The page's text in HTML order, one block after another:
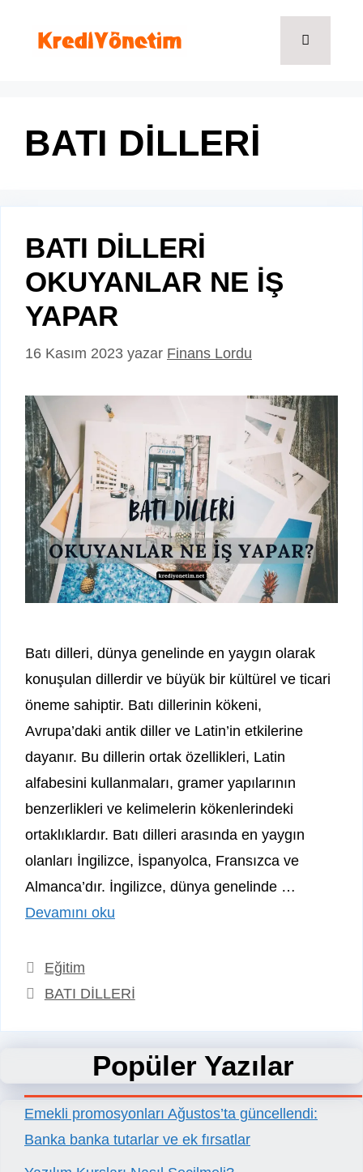
BATI DİLLERİ
BATI DİLLERİ
OKUYANLAR NE İŞ
YAPAR
16 Kasım 2023 yazar Finans Lordu
Batı dilleri, dünya genelinde en yaygın olarak
konuşulan dillerdir ve büyük bir kültürel ve ticari
öneme sahiptir. Batı dillerinin kökeni,
Avrupa’daki antik diller ve Latin’in etkilerine
dayanır. Bu dillerin ortak özellikleri, Latin
alfabesini kullanmaları, gramer yapılarının
benzerlikleri ve kelimelerin kökenlerindeki
ortaklıklardır. Batı dilleri arasında en yaygın
olanları İngilizce, İspanyolca, Fransızca ve
Almanca’dır. İngilizce, dünya genelinde …
Devamını oku
Kategoriler
Eğitim
Etiketler
BATI DİLLERİ
Popüler Yazılar
Emekli promosyonları Ağustos’ta güncellendi:
Banka banka tutarlar ve ek fırsatlar